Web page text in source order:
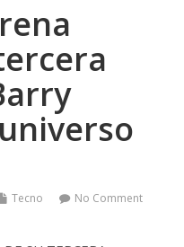
Tecno No Comment